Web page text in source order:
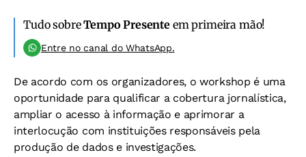
Tudo sobreTempo Presente em primeira mão!
Entre no canal do WhatsApp.
De acordo com os organizadores, o workshop é uma
oportunidade para qualificar a cobertura jornalística,
ampliar o acesso à informação e aprimorar a
interlocução com instituições responsáveis pela
produção de dados e investigações.